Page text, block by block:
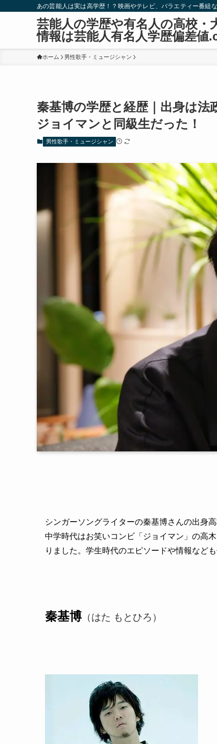
あの芸能人は実は高学歴！？映画やテレビ、バラエティー番組
芸能人の学歴や有名人の高校・
情報は芸能人有名人学歴偏差値
ホーム 男性歌手・ミュージシャン
秦基博の学歴と経歴｜出身は法
ジョイマンと同級生だった！
男性歌手・ミュージシャン
シンガーソングライターの秦基博さんの出身
中学時代はお笑いコンビ「ジョイマン」の高
りました。学生時代のエピソードや情報など
秦基博 （はた もとひろ）